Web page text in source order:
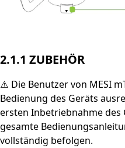
2.1.1 ZUBEHÖR
⚠️ Die Benutzer von MESI
Bedienung des Geräts
ersten Inbetriebnahme des
gesamte
vollständig befolgen.